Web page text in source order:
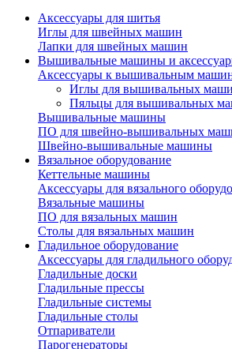
Аксессуары для шитья
Иглы для швейных машин
Лапки для швейных машин
Вышивальные машины и
Аксессуары к вышивальным
Иглы для вышивальных
Пяльцы для вышивальных
Вышивальные машины
ПО для швейно-вышивальных
Швейно-вышивальные машины
Вязальное оборудование
Кеттельные машины
Аксессуары для вязального
Вязальные машины
ПО для вязальных машин
Столы для вязальных машин
Гладильное оборудование
Аксессуары для гладильного
Гладильные доски
Гладильные прессы
Гладильные системы
Гладильные столы
Отпариватели
Парогенераторы